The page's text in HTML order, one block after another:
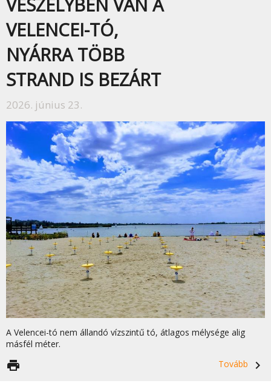
VELENCEI-TÓ,
NYÁRRA TÖBB
STRAND IS BEZÁRT
2026. június 23.
A Velencei-tó nem állandó vízszintű tó, átlagos mélysége alig
másfél méter.
Tovább
navigate_next
print